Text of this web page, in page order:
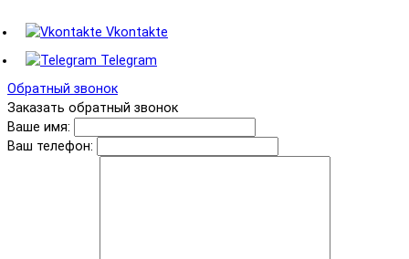
Vkontakte
Telegram
Обратный звонок
Заказать обратный звонок
Ваше имя:
Ваш телефон: